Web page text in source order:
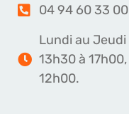
04 94 60 33 00
Lundi au
13h30 à
12h00.